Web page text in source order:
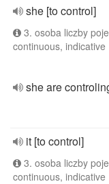
she [to control]
3. osoba liczby
continuous, indicative
she are
it [to control]
3. osoba liczby
continuous, indicative